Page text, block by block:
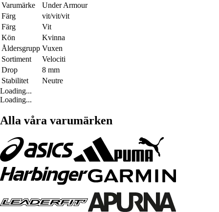
Varumärke
Under Armour
Färg
vit/vit/vit
Färg
Vit
Kön
Kvinna
Åldersgrupp Vuxen
Sortiment
Velociti
Drop
8 mm
Stabilitet
Neutre
Loading...
Loading...
Alla våra varumärken